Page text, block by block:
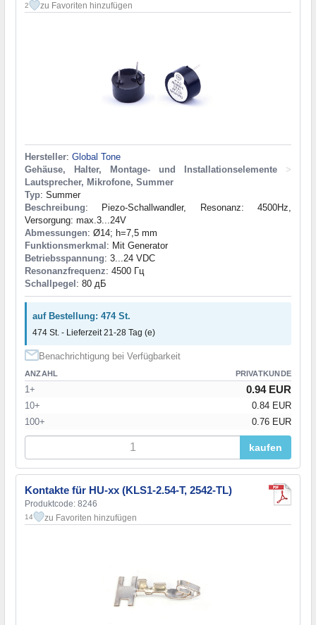
2 zu Favoriten hinzufügen
Hersteller: Global Tone
Gehäuse, Halter, Montage- und Installationselemente
>
Lautsprecher, Mikrofone, Summer
Typ: Summer
Beschreibung: Piezo-Schallwandler, Resonanz: 4500Hz,
Versorgung: max.3...24V
Abmessungen: Ø14; h=7,5 mm
Funktionsmerkmal : Mit Generator
Betriebsspannung: 3...24 VDC
Resonanzfrequenz: 4500 Гц
Schallpegel : 80 дБ
auf Bestellung: 474 St.
474 St. - Lieferzeit 21-28 Tag (e)
Benachrichtigung bei Verfügbarkeit
ANZAHL PRIVATKUNDE
1+ 0.94 EUR
10+
0.84 EUR
100+
0.76 EUR
kaufen
Kontakte für HU-xx (KLS1-2.54-T, 2542-TL)
Produktcode: 8246
14 zu Favoriten hinzufügen